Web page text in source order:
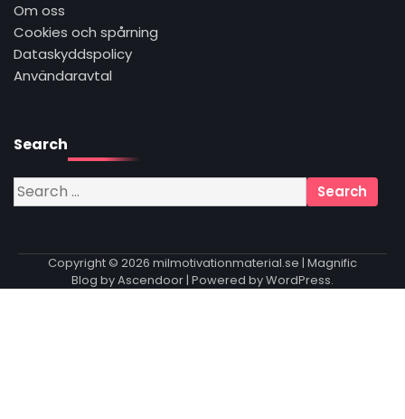
Om oss
Cookies och spårning
Dataskyddspolicy
Användaravtal
Search
Search
for:
Copyright © 2026 milmotivationmaterial.se | Magnific
Blog byAscendoor| Powered byWordPress.